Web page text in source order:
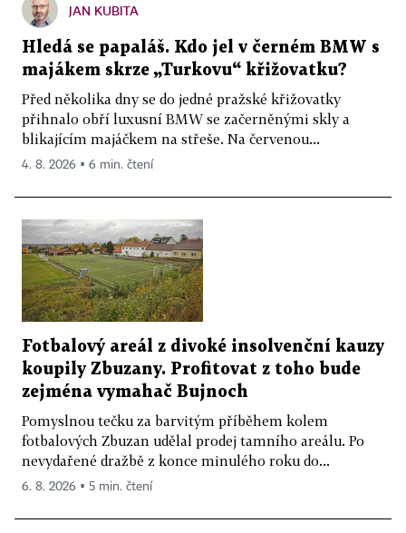
JAN KUBITA
Hledá se papaláš. Kdo jel v černém BMW s
majákem skrze „Turkovu“ křižovatku?
Před několika dny se do jedné pražské křižovatky
přihnalo obří luxusní BMW se začerněnými skly a
blikajícím majáčkem na střeše. Na červenou...
4. 8. 2026 ▪ 6 min. čtení
Fotbalový areál z divoké insolvenční kauzy
koupily Zbuzany. Profitovat z toho bude
zejména vymahač Bujnoch
Pomyslnou tečku za barvitým příběhem kolem
fotbalových Zbuzan udělal prodej tamního areálu. Po
nevydařené dražbě z konce minulého roku do...
6. 8. 2026 ▪ 5 min. čtení